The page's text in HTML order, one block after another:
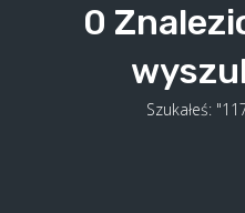
0
Szukałeś: